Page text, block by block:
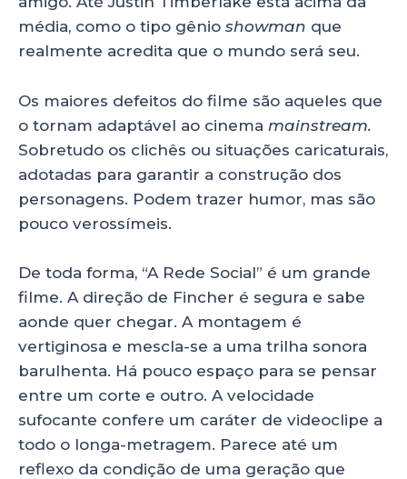
média, como o tipo gênio showman que
realmente acredita que o mundo será seu.
Os maiores defeitos do filme são aqueles que
o tornam adaptável ao cinema mainstream.
Sobretudo os clichês ou situações caricaturais,
adotadas para garantir a construção dos
personagens. Podem trazer humor, mas são
pouco verossímeis.
De toda forma, “A Rede Social” é um grande
filme. A direção de Fincher é segura e sabe
aonde quer chegar. A montagem é
vertiginosa e mescla-se a uma trilha sonora
barulhenta. Há pouco espaço para se pensar
entre um corte e outro. A velocidade
sufocante confere um caráter de videoclipe a
todo o longa-metragem. Parece até um
reflexo da condição de uma geração que